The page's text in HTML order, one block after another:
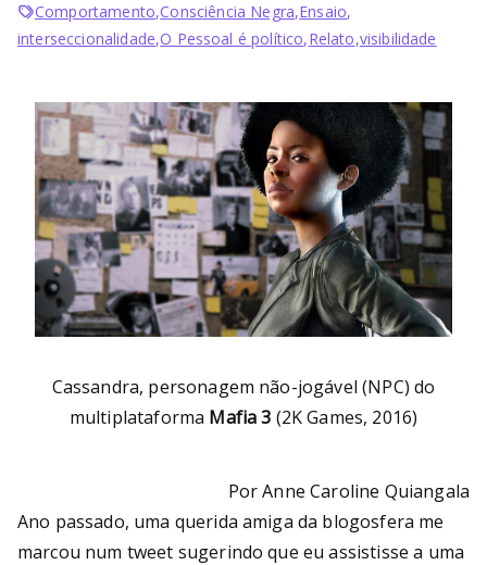
&
Bu
rni
ng
He
ll
Comportamento,Consciência Negra,Ensaio,
interseccionalidade,O Pessoal é político,Relato,visibilidade
Cassandra, personagem não-jogável (NPC) do
multiplataforma Mafia 3 (2K Games, 2016)
Por Anne Caroline Quiangala
Ano passado, uma querida amiga da blogosfera me
marcou num tweet sugerindo que eu assistisse a uma